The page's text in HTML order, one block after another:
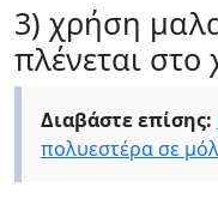
3) χρήση
πλένεται στο
Διαβάστε επίσης:
πολυεστέρα σε